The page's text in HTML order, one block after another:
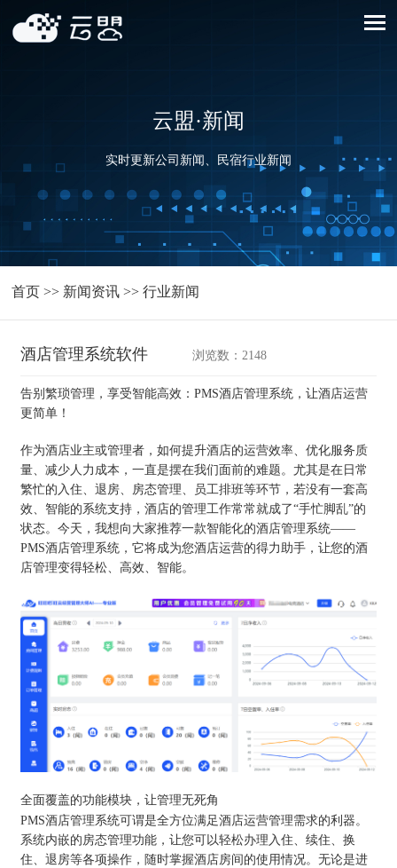
云盟·新闻
实时更新公司新闻、民宿行业新闻
首页 >> 新闻资讯 >>行业新闻
酒店管理系统软件 浏览数：2148
告别繁琐管理，享受智能高效：PMS酒店管理系统，让酒店运营
更简单！
作为酒店业主或管理者，如何提升酒店的运营效率、优化服务质
量、减少人力成本，一直是摆在我们面前的难题。尤其是在日常
繁忙的入住、退房、房态管理、员工排班等环节，若没有一套高
效、智能的系统支持，酒店的管理工作常常就成了“手忙脚乱”的
状态。今天，我想向大家推荐一款智能化的酒店管理系统——
PMS酒店管理系统，它将成为您酒店运营的得力助手，让您的酒
店管理变得轻松、高效、智能。
全面覆盖的功能模块，让管理无死角
PMS酒店管理系统可谓是全方位满足酒店运营管理需求的利器。
系统内嵌的房态管理功能，让您可以轻松办理入住、续住、换
住、退房等各项操作，随时掌握酒店房间的使用情况。无论是进